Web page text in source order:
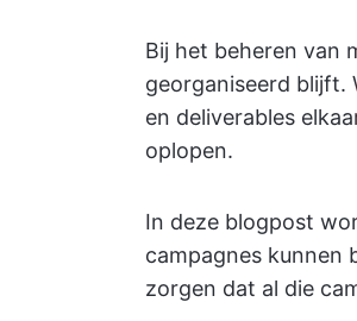
Bij het beheren van
georganiseerd blijft.
en deliverables
oplopen.
In deze blogpost
campagnes kunnen
zorgen dat al die